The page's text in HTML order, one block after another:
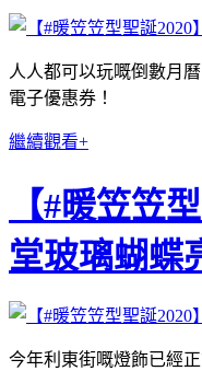
人人都可以玩嘅倒數月
電子優惠券！
繼續觀看+
【#暖笠笠
堂玻璃蝴蝶
今年利東街嘅燈飾已經